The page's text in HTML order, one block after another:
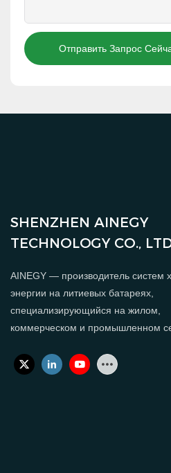
Отправить Запрос
SHENZHEN AINEGY
TECHNOLOGY CO.,
AINEGY — производитель систем
энергии на литиевых батареях,
специализирующийся на жилом,
коммерческом и промышленном